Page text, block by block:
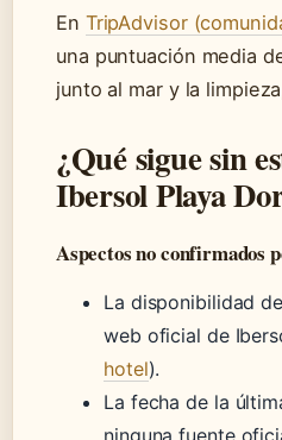
En TripAdvisor
una puntuación media
junto al mar y la
¿Qué sigue sin
Ibersol Playa
Aspectos no confirmados
La disponibilidad
web oficial de
hotel).
La fecha de la